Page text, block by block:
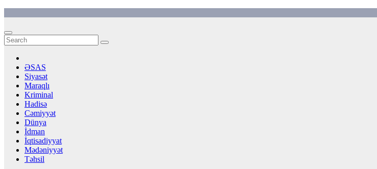
content
ƏSAS
Siyasət
Maraqlı
Kriminal
Hadisə
Cəmiyyət
Dünya
İdman
İqtisadiyyat
Mədəniyyət
Təhsil